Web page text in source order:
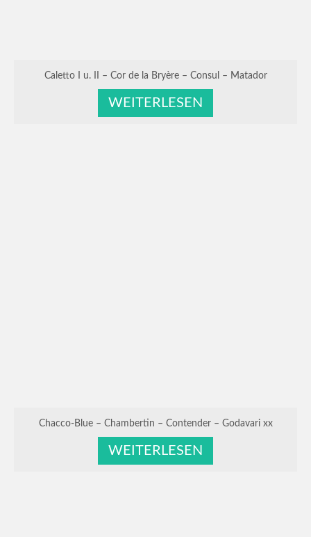
Caletto I u. II – Cor de la Bryère – Consul – Matador
WEITERLESEN
Chacco-Blue – Chambertin – Contender – Godavari xx
WEITERLESEN